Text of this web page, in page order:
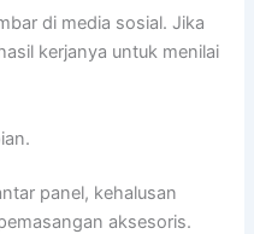
di media sosial. Jika
kerjanya untuk menilai
panel, kehalusan
aksesoris.